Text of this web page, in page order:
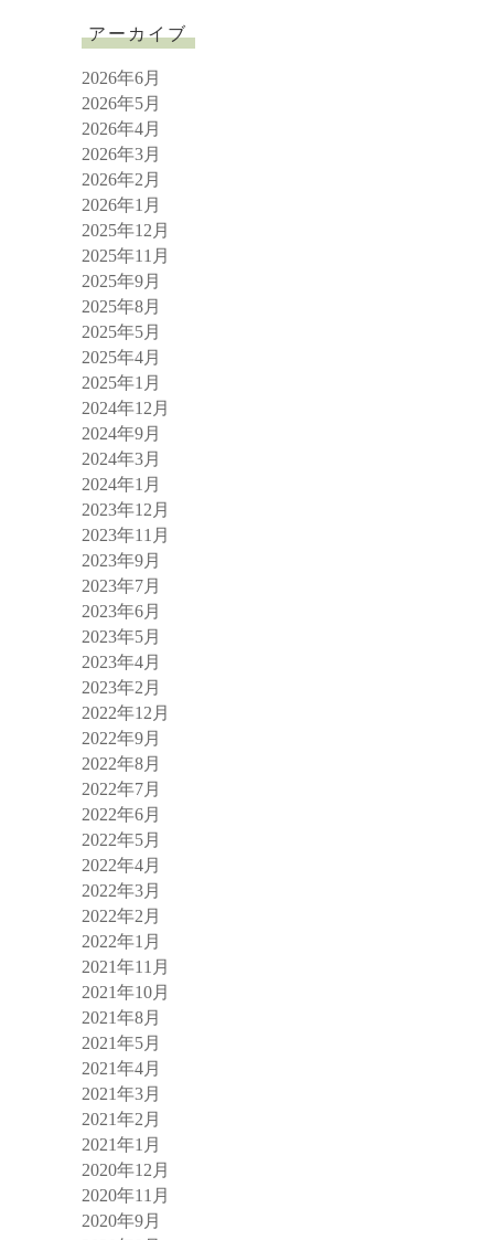
アーカイブ
2026年6月
2026年5月
2026年4月
2026年3月
2026年2月
2026年1月
2025年12月
2025年11月
2025年9月
2025年8月
2025年5月
2025年4月
2025年1月
2024年12月
2024年9月
2024年3月
2024年1月
2023年12月
2023年11月
2023年9月
2023年7月
2023年6月
2023年5月
2023年4月
2023年2月
2022年12月
2022年9月
2022年8月
2022年7月
2022年6月
2022年5月
2022年4月
2022年3月
2022年2月
2022年1月
2021年11月
2021年10月
2021年8月
2021年5月
2021年4月
2021年3月
2021年2月
2021年1月
2020年12月
2020年11月
2020年9月